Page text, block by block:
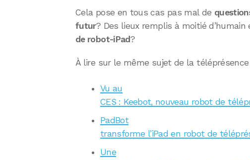
Cela pose en tous cas pas mal de
futur? Des lieux remplis à moitié d’humain
de robot-iPad?
À lire sur le même sujet de la téléprésence
Vu au
CES : Keebot, nouveau robot de
PadBot
transforme l’iPad en robot de
Une